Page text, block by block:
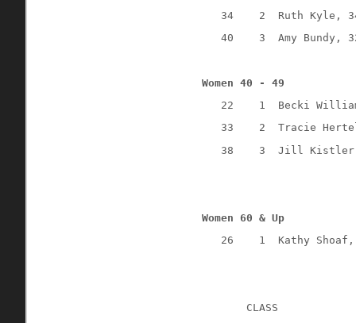
34    2  Ruth Kyle, 34
40    3  Amy Bundy,
Women 40 - 49
22    1  Becki
33    2  Tracie Hertel,
38    3  Jill Kistler,
Women 60 & Up
26    1  Kathy Shoaf,
CLASS